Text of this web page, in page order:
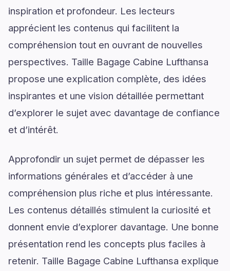
inspiration et profondeur. Les lecteurs
apprécient les contenus qui facilitent la
compréhension tout en ouvrant de nouvelles
perspectives. Taille Bagage Cabine Lufthansa
propose une explication complète, des idées
inspirantes et une vision détaillée permettant
d’explorer le sujet avec davantage de confiance
et d’intérêt.
Approfondir un sujet permet de dépasser les
informations générales et d’accéder à une
compréhension plus riche et plus intéressante.
Les contenus détaillés stimulent la curiosité et
donnent envie d’explorer davantage. Une bonne
présentation rend les concepts plus faciles à
retenir. Taille Bagage Cabine Lufthansa explique